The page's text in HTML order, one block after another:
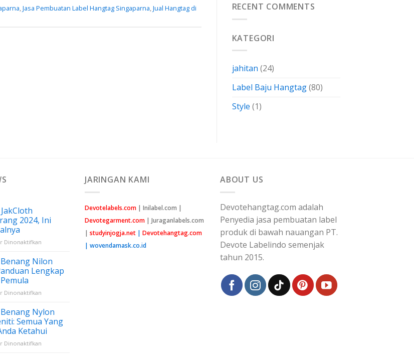
Jasa Pembuatan Label Hangtag Singaparna Jual Hangtag di
RECENT COMMENTS
KATEGORI
jahitan (24)
Label Baju Hangtag(80)
Style (1)
2024, Ini
Dinonaktifkan
JakCloth
Tangerang
2024,
Nilon
Lengkap
Dinonaktifkan
Benang
Nilon
Jahit:
Panduan
Nylon
Semua Yang
Ketahui
Dinonaktifkan
JARINGAN KAMI
Devotelabels.com | Inilabel.com |
Devotegarment.com | Juraganlabels.com
| studyinjogja.net | Devotehangtag.com
| wovendamask.co.id
ABOUT US
Devotehangtag.com adalah
Penyedia jasa pembuatan label
produk di bawah nauangan PT.
Devote Labelindo semenjak
tahun 2015.